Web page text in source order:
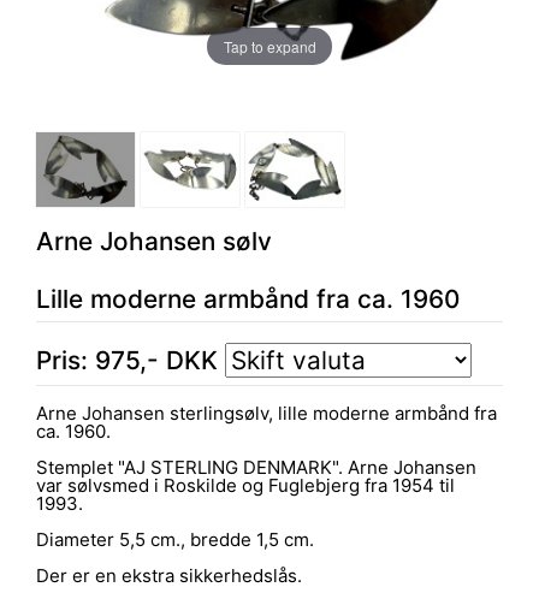
Tap to expand
Arne Johansen sølv
Lille moderne armbånd fra ca. 1960
Pris: 975,- DKK
Arne Johansen sterlingsølv, lille moderne armbånd fra
ca. 1960.
Stemplet "AJ STERLING DENMARK". Arne Johansen
var sølvsmed i Roskilde og Fuglebjerg fra 1954 til
1993.
Diameter 5,5 cm., bredde 1,5 cm.
Der er en ekstra sikkerhedslås.